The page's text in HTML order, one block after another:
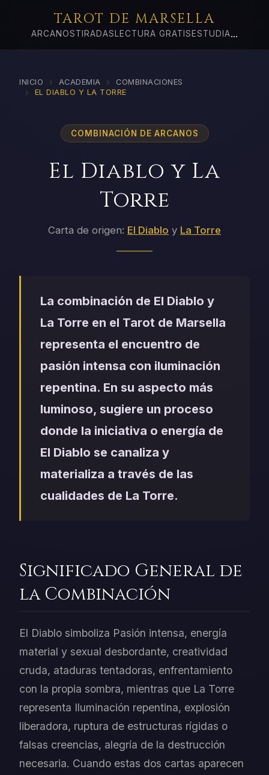
TAROT DE MARSELLA
ARCANOSTIRADAS LECTURA GRATIS ESTUDIA...
INICIO › ACADEMIA › COMBINACIONES
› EL DIABLO Y LA TORRE
COMBINACIÓN DE ARCANOS
El Diablo y La
Torre
Carta de origen: El Diablo y La Torre
La combinación de El Diablo y
La Torre en el Tarot de Marsella
representa el encuentro de
pasión intensa con iluminación
repentina. En su aspecto más
luminoso, sugiere un proceso
donde la iniciativa o energía de
El Diablo se canaliza y
materializa a través de las
cualidades de La Torre.
Significado General de
la Combinación
El Diablo simboliza Pasión intensa, energía
material y sexual desbordante, creatividad
cruda, ataduras tentadoras, enfrentamiento
con la propia sombra, mientras que La Torre
representa Iluminación repentina, explosión
liberadora, ruptura de estructuras rígidas o
falsas creencias, alegría de la destrucción
necesaria. Cuando estas dos cartas aparecen